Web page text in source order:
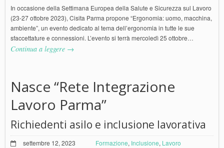
In occasione della Settimana Europea della Salute e Sicurezza sul Lavoro
(23-27 ottobre 2023), Cisita Parma propone “Ergonomia: uomo, macchina,
ambiente”, un evento dedicato al tema dell’ergonomia in tutte le sue
sfaccettature e connessioni. L’evento si terrà mercoledì 25 ottobre…
Continua a leggere →
Nasce “Rete Integrazione
Lavoro Parma”
Richiedenti asilo e inclusione lavorativa
settembre 12, 2023 Formazione, Inclusione, Lavoro